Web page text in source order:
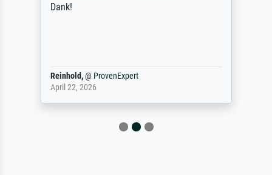
Dank!
Reinhold,@ ProvenExpert
April 22, 2026